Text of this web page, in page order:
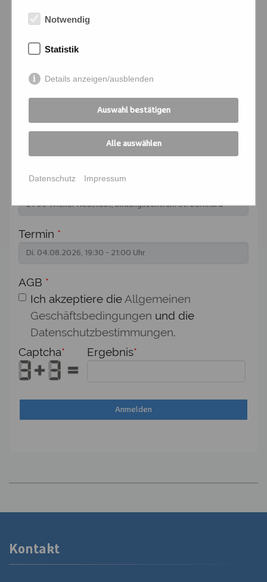
Personen zu übernehmen
Ich melde mich für folgende
Kursnummer
Kursort*
Termin *
AGB *
Ich akzeptiere die Allgemeinen
Geschäftsbedingungen und die
Datenschutzbestimmungen.
Captcha* Ergebnis*
Kontakt
Notwendig
Statistik
Details anzeigen/ausblenden
Auswahl bestätigen
Alle auswählen
Datenschutz Impressum